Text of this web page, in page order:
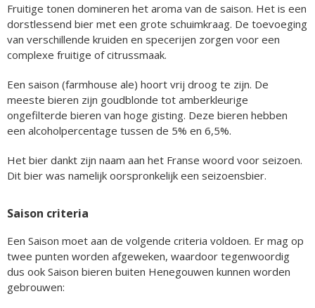
Fruitige tonen domineren het aroma van de saison. Het is een
dorstlessend bier met een grote schuimkraag. De toevoeging
van verschillende kruiden en specerijen zorgen voor een
complexe fruitige of citrussmaak.
Een saison (farmhouse ale) hoort vrij droog te zijn. De
meeste bieren zijn goudblonde tot amberkleurige
ongefilterde bieren van hoge gisting. Deze bieren hebben
een alcoholpercentage tussen de 5% en 6,5%.
Het bier dankt zijn naam aan het Franse woord voor seizoen.
Dit bier was namelijk oorspronkelijk een seizoensbier.
Saison criteria
Een Saison moet aan de volgende criteria voldoen. Er mag op
twee punten worden afgeweken, waardoor tegenwoordig
dus ook Saison bieren buiten Henegouwen kunnen worden
gebrouwen: